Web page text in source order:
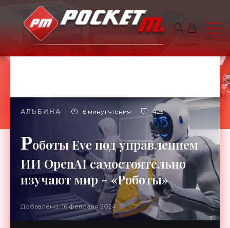
АЛЬБИНА 6 минут чтения 425
Роботы Eve под управлением
ИИ OpenAI самостоятельно
изучают мир - «Роботы»
Добавлено: 16 февраля 2024